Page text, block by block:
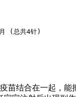
(总共4针)
苗结合在一起，能